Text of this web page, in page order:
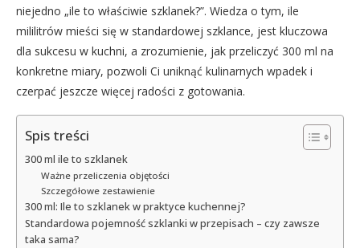
niejedno „ile to właściwie szklanek?”. Wiedza o tym, ile
mililitrów mieści się w standardowej szklance, jest kluczowa
dla sukcesu w kuchni, a zrozumienie, jak przeliczyć 300 ml na
konkretne miary, pozwoli Ci uniknąć kulinarnych wpadek i
czerpać jeszcze więcej radości z gotowania.
Spis treści
300 ml ile to szklanek
Ważne przeliczenia objętości
Szczegółowe zestawienie
300 ml: Ile to szklanek w praktyce kuchennej?
Standardowa pojemność szklanki w przepisach – czy zawsze
taka sama?